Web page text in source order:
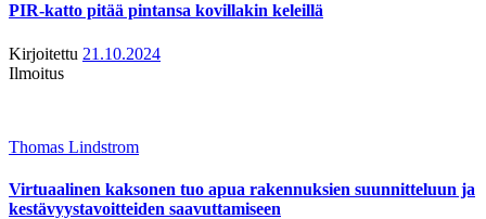
PIR-katto pitää pintansa kovillakin keleillä
Kirjoitettu 21.10.2024
Ilmoitus
Thomas Lindstrom
Virtuaalinen kaksonen tuo apua rakennuksien suunnitteluun ja
kestävyystavoitteiden saavuttamiseen